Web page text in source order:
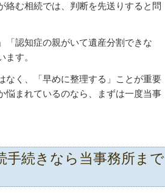
絡む相続では、判断を先送りすると問
「認知症の親がいて遺産分割できな
す。
なく、「早めに整理する」ことが重要
悩まれているのなら、まずは一度当事
手続きなら当事務所まで